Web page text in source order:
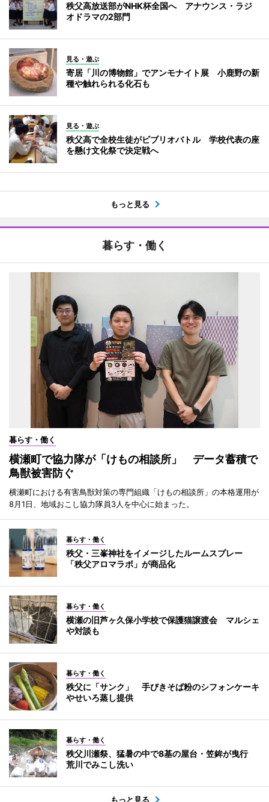
秩父高放送部がNHK杯全国へ アナウンス・ラジ
オドラマの2部門
見る・遊ぶ
寄居「川の博物館」でアンモナイト展 小鹿野の新
種や触れられる化石も
見る・遊ぶ
秩父高で全校生徒がビブリオバトル 学校代表の座
を懸け文化祭で決定戦へ
もっと見る
暮らす・働く
暮らす・働く
横瀬町で協力隊が「けもの相談所」 データ蓄積で
鳥獣被害防ぐ
横瀬町における有害鳥獣対策の専門組織「けもの相談所」の本格運用が
8月1日、地域おこし協力隊員3人を中心に始まった。
暮らす・働く
秩父・三峯神社をイメージしたルームスプレー
「秩父アロマラボ」が商品化
暮らす・働く
横瀬の旧芦ヶ久保小学校で保護猫譲渡会 マルシェ
や対談も
暮らす・働く
秩父に「サンク」 手びきそば粉のシフォンケーキ
やせいろ蒸し提供
暮らす・働く
秩父川瀬祭、猛暑の中で8基の屋台・笠鉾が曳行
荒川でみこし洗い
もっと見る